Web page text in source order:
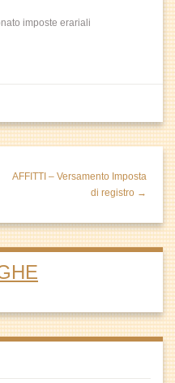
imposte erariali
AFFITTI – Versamento Imposta
di registro →